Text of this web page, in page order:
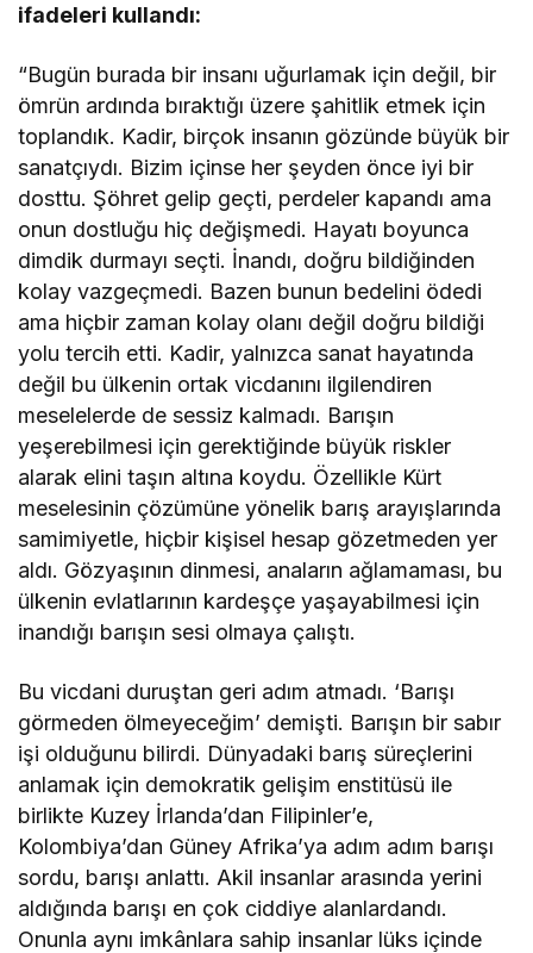
ifadeleri kullandı:
“Bugün burada bir insanı uğurlamak için değil, bir
ömrün ardında bıraktığı üzere şahitlik etmek için
toplandık. Kadir, birçok insanın gözünde büyük bir
sanatçıydı. Bizim içinse her şeyden önce iyi bir
dosttu. Şöhret gelip geçti, perdeler kapandı ama
onun dostluğu hiç değişmedi. Hayatı boyunca
dimdik durmayı seçti. İnandı, doğru bildiğinden
kolay vazgeçmedi. Bazen bunun bedelini ödedi
ama hiçbir zaman kolay olanı değil doğru bildiği
yolu tercih etti. Kadir, yalnızca sanat hayatında
değil bu ülkenin ortak vicdanını ilgilendiren
meselelerde de sessiz kalmadı. Barışın
yeşerebilmesi için gerektiğinde büyük riskler
alarak elini taşın altına koydu. Özellikle Kürt
meselesinin çözümüne yönelik barış arayışlarında
samimiyetle, hiçbir kişisel hesap gözetmeden yer
aldı. Gözyaşının dinmesi, anaların ağlamaması, bu
ülkenin evlatlarının kardeşçe yaşayabilmesi için
inandığı barışın sesi olmaya çalıştı.
Bu vicdani duruştan geri adım atmadı. ‘Barışı
görmeden ölmeyeceğim’ demişti. Barışın bir sabır
işi olduğunu bilirdi. Dünyadaki barış süreçlerini
anlamak için demokratik gelişim enstitüsü ile
birlikte Kuzey İrlanda’dan Filipinler’e,
Kolombiya’dan Güney Afrika’ya adım adım barışı
sordu, barışı anlattı. Akil insanlar arasında yerini
aldığında barışı en çok ciddiye alanlardandı.
Onunla aynı imkânlara sahip insanlar lüks içinde